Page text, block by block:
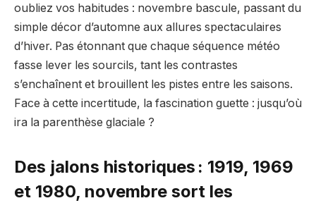
oubliez vos habitudes : novembre bascule, passant du
simple décor d’automne aux allures spectaculaires
d’hiver. Pas étonnant que chaque séquence météo
fasse lever les sourcils, tant les contrastes
s’enchaînent et brouillent les pistes entre les saisons.
Face à cette incertitude, la fascination guette : jusqu’où
ira la parenthèse glaciale ?
Des jalons historiques : 1919, 1969
et 1980, novembre sort les